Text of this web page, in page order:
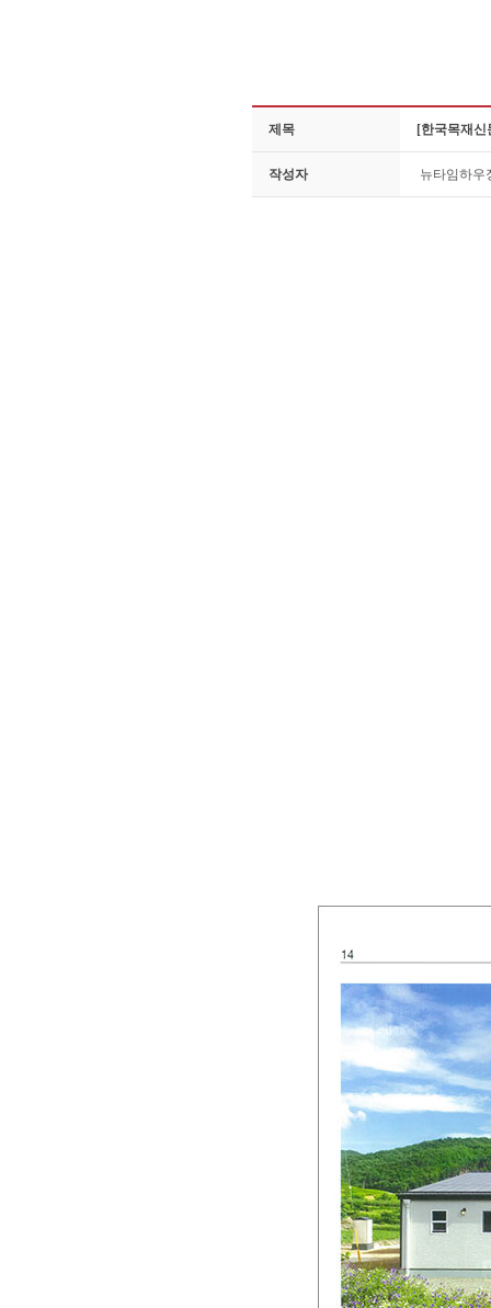
제목 [한국목재
작성자 뉴타임하우